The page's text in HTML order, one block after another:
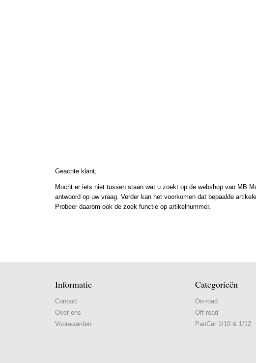
Geachte klant,
Mocht er iets niet tussen staan wat u zoekt op de webshop van MB
antwoord op uw vraag. Verder kan het voorkomen dat bepaalde
Probeer daarom ook de zoek functie op artikelnummer.
Informatie
Contact
Over ons
Voorwaarden
Categorieën
On-road
Off-road
PanCar 1/10 & 1/12